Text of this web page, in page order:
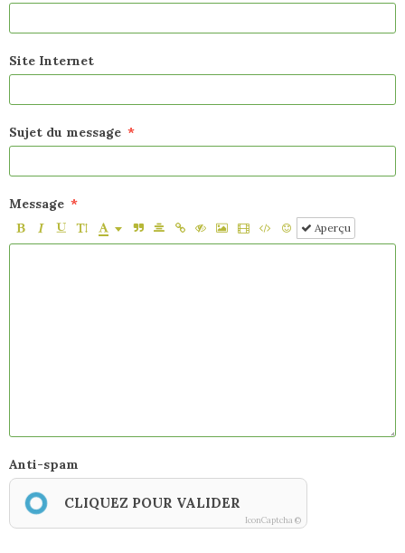
Site Internet
Sujet du message
Message
Aperçu
Anti-spam
CLIQUEZ POUR VALIDER
IconCaptcha ©